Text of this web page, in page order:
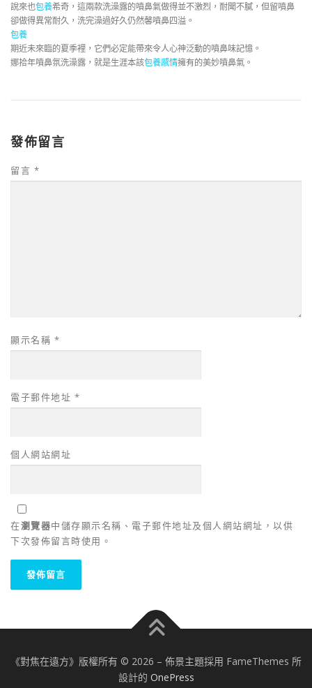
說來也包養希奇，這兩款洗澡露的噴鼻氣做得並不激烈，耐聞不膩，但留噴鼻
卻做得異常耐久，洗完澡過好久仍然馨噴鼻四溢。
包養
期近未來臨的夏季裡，它們必定能帶來令人心神泛動的噴鼻味記憶。
娜拾年噴鼻氛洗澡露，就是生涯本該包養感情擁有的美妙噴鼻氣。
發佈留言
留言 *
顯示名稱 *
電子郵件地址 *
個人網站網址
在瀏覽器中儲存顯示名稱、電子郵件地址及個人網站網址，以供
下次發佈留言時使用。
《對焦在遠方》版權所有 © 2026 – 佈景主題採用 FameThemes 所
設計的 OnePress